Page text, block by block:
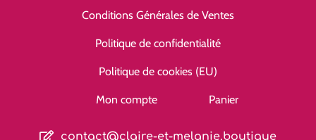
Conditions Générales de Ventes
Politique de confidentialité
Politique de cookies (EU)
Mon compte Panier
contact@claire-et-melanie.boutique